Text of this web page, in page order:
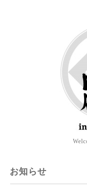
お知らせ